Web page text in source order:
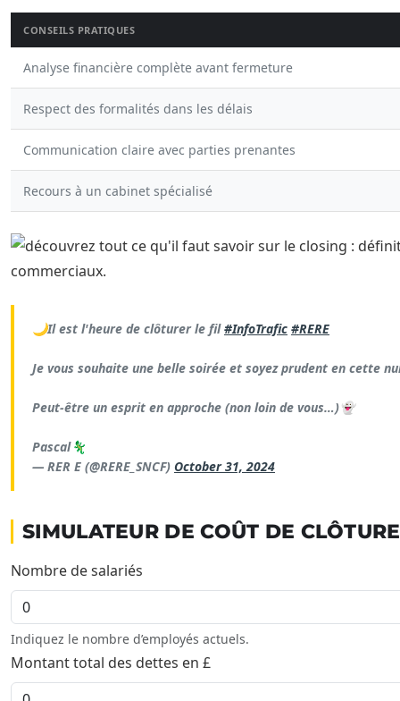
CONSEILS PRATIQUES
Analyse financière complète avant fermeture
Respect des formalités dans les délais
Communication claire avec parties prenantes
Recours à un cabinet spécialisé
🌙Il est l'heure de clôturer le fil#InfoTrafic #RERE
Je vous souhaite une belle soirée et soyez prudent en cette
Peut-être un esprit en approche (non loin de vous…)👻
Pascal🦎
— RER E (@RERE_SNCF) October 31, 2024
SIMULATEUR DE COÛT DE
Nombre de salariés
Indiquez le nombre d’employés actuels.
Montant total des dettes en £